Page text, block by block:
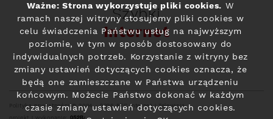
Szybki
Internet
Polityka prywatności© 2004 - 2026 RFC Internet i Telewizja
Ważne: Strona wykorzystuje pliki cookies. W
ramach naszej witryny stosujemy pliki cookies w
celu świadczenia Państwu usług na najwyższym
poziomie, w tym w sposób dostosowany do
indywidualnych potrzeb. Korzystanie z witryny bez
zmiany ustawień dotyczących cookies oznacza, że
będą one zamieszczane w Państwa urządzeniu
końcowym. Możecie Państwo dokonać w każdym
czasie zmiany ustawień dotyczących cookies.